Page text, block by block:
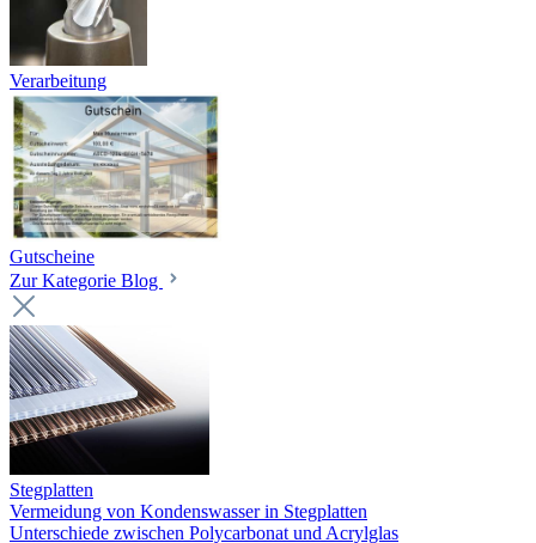
Verarbeitung
Gutscheine
Zur Kategorie Blog
Stegplatten
Vermeidung von Kondenswasser in Stegplatten
Unterschiede zwischen Polycarbonat und Acrylglas